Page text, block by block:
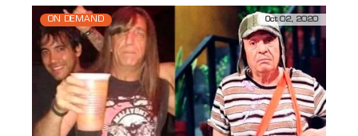
ON DEMAND Oct 02, 2020